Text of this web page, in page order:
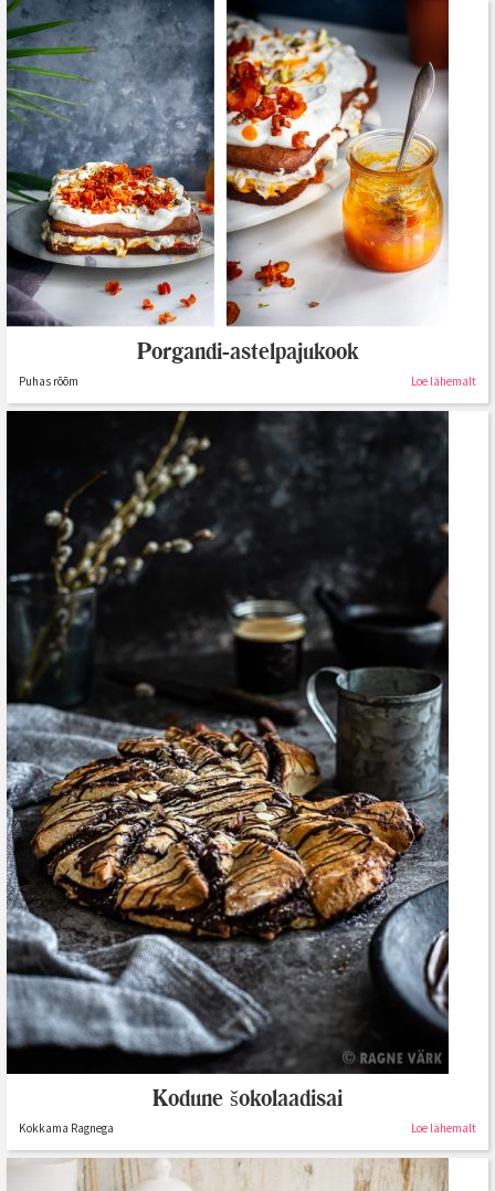
Porgandi-astelpajukook
Puhas rõõm Loe lähemalt
Kodune šokolaadisai
Kokkama Ragnega Loe lähemalt